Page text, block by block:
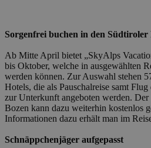
Sorgenfrei buchen in den Südtiroler
Ab Mitte April bietet „SkyAlps
bis Oktober, welche in ausgewählten
werden können. Zur Auswahl stehen
Hotels, die als Pauschalreise samt
zur Unterkunft angeboten werden.
Bozen kann dazu weiterhin kostenlos
Informationen dazu erhält man im
Schnäppchenjäger aufgepasst
Datenschutzerklärung